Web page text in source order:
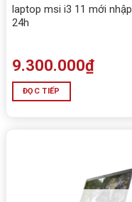
laptop msi i3 11 mới nhập
24h
9.300.000₫
ĐỌC TIẾP